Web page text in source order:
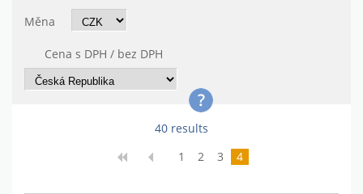
Měna
Cena s DPH / bez DPH
40 results
1
2 3 4